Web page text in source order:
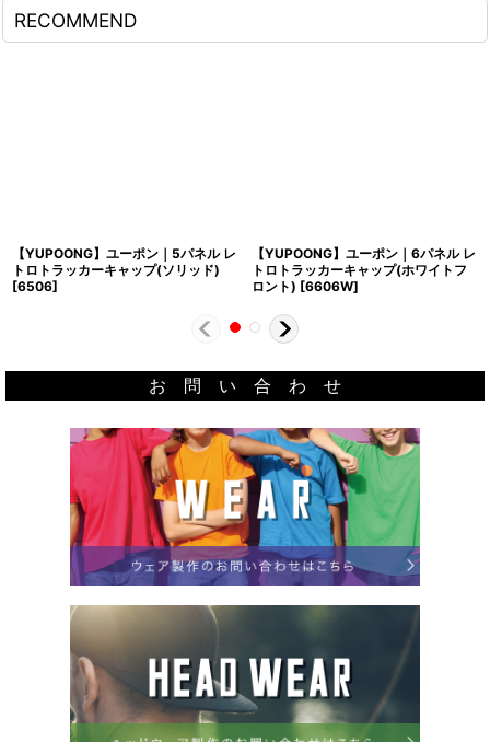
RECOMMEND
【YUPOONG】ユーポン｜5パネル レ
トロトラッカーキャップ(ソリッド)
[6506]
【YUPOONG】ユーポン｜6パネル レ
トロトラッカーキャップ(ホワイトフ
ロント) [6606W]
お 問 い 合 わ せ